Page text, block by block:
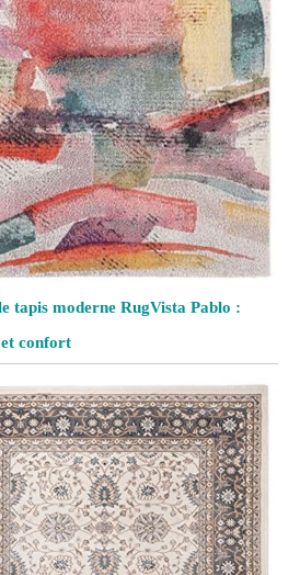
tapis moderne RugVista Pablo :
et confort